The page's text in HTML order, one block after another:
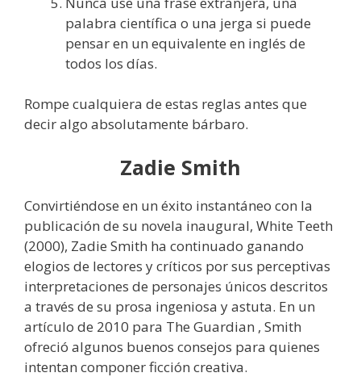
palabra científica o una jerga si puede
pensar en un equivalente en inglés de
todos los días.
Rompe cualquiera de estas reglas antes que
decir algo absolutamente bárbaro.
Zadie Smith
Convirtiéndose en un éxito instantáneo con la
publicación de su novela inaugural, White Teeth
(2000), Zadie Smith ha continuado ganando
elogios de lectores y críticos por sus perceptivas
interpretaciones de personajes únicos descritos
a través de su prosa ingeniosa y astuta. En un
artículo de 2010 para The Guardian , Smith
ofreció algunos buenos consejos para quienes
intentan componer ficción creativa.